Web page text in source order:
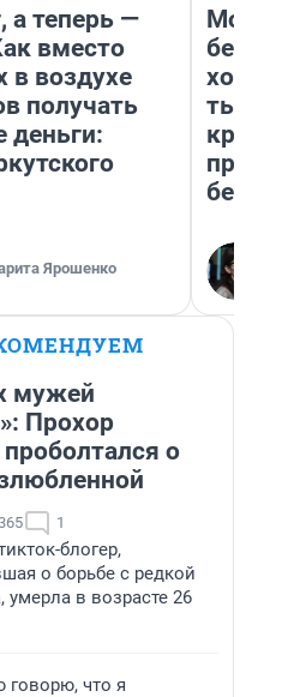
а теперь —
вместо
в воздухе
получать
деньги:
Ярошенко
Мой
мужей
Прохор
о
1
блогер,
о борьбе с редкой
в возрасте 26
говорю, что я